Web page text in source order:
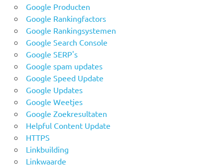
Google Producten
Google Rankingfactors
Google Rankingsystemen
Google Search Console
Google SERP's
Google spam updates
Google Speed Update
Google Updates
Google Weetjes
Google Zoekresultaten
Helpful Content Update
HTTPS
Linkbuilding
Linkwaarde